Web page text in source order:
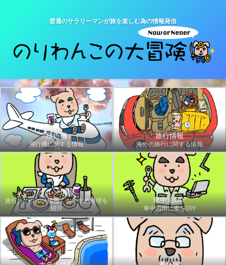
普通のサラリーマンが旅を楽しむ為の情報発信
飛行機
飛行機に関する情報
旅行情報
海外の旅行に関する情報
グルメ情報
旅行先のグルメ情報、おすすめ料理を
紹介
車中泊DIY
車中泊用に車をDIY